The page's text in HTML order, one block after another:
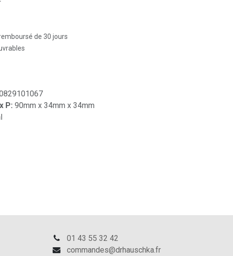
de 30 jours
P: 90mm x 34mm x 34mm
01 43 55 32 42
commandes@drhauschka.fr